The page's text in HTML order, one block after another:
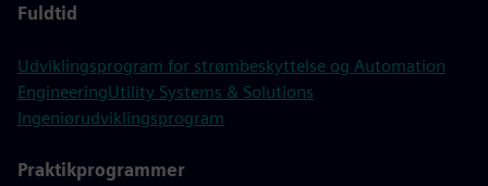
Fuldtid
Udviklingsprogram for strømbeskyttelse og Automation
EngineeringUtility Systems & Solutions
Ingeniørudviklingsprogram
Praktikprogrammer